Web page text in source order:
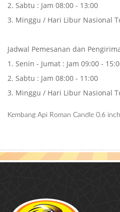
2. Sabtu : Jam 08:00 - 13:00
3. Minggu / Hari Libur Nasional
Jadwal Pemesanan dan
1. Senin - Jumat : Jam 09:00 -
2. Sabtu : Jam 08:00 - 11:00
3. Minggu / Hari Libur Nasional
Kembang Api Roman Candle 0.6